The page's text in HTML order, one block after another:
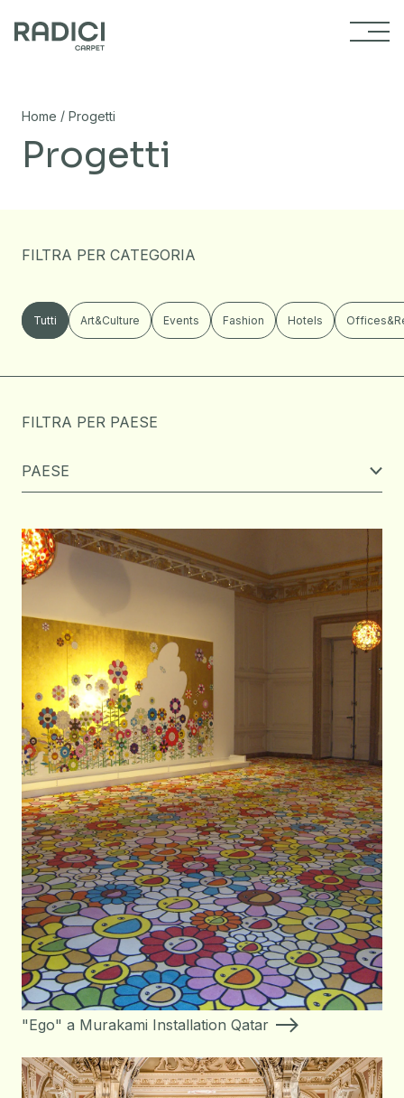
Home / Progetti
Progetti
FILTRA PER CATEGORIA
Tutti Art&Culture Events Fashion Hotels
FILTRA PER PAESE
PAESE
"Ego" a Murakami Installation Qatar